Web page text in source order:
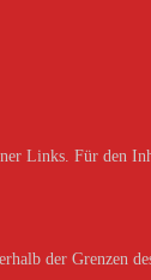
Links. Für den
der Grenzen